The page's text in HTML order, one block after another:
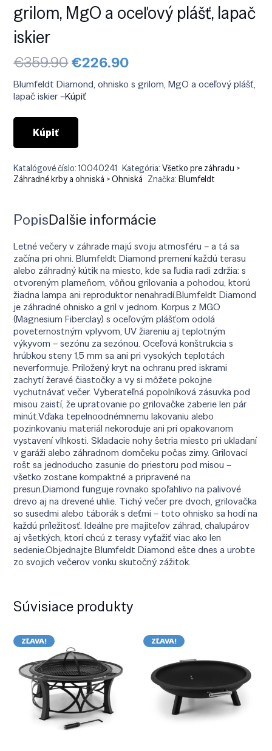
grilom, MgO a oceľový plášť, lapač
iskier
€359.90Pôvodná
cena
bola:
€359.90.
€226.90Aktuálna
je:
Blumfeldt Diamond, ohnisko s grilom, MgO a oceľový plášť,
lapač iskier –Kúpiť
Kúpiť
Katalógové číslo:10040241 Kategória:Všetko pre záhradu >
Záhradné krby a ohniská > Ohniská Značka:Blumfeldt
PopisĎalšie informácie
Letné večery v záhrade majú svoju atmosféru – a tá sa
začína pri ohni. Blumfeldt Diamond premení každú terasu
alebo záhradný kútik na miesto, kde sa ľudia radi zdržia: s
otvoreným plameňom, vôňou grilovania a pohodou, ktorú
žiadna lampa ani reproduktor nenahradí.Blumfeldt Diamond
je záhradné ohnisko a gril v jednom. Korpus z MGO
(Magnesium Fiberclay) s oceľovým plášťom odolá
poveternostným vplyvom, UV žiareniu aj teplotným
výkyvom – sezónu za sezónou. Oceľová konštrukcia s
hrúbkou steny 1,5 mm sa ani pri vysokých teplotách
neverformuje. Priložený kryt na ochranu pred iskrami
zachytí žeravé čiastočky a vy si môžete pokojne
vychutnávať večer. Vyberateľná popolníková zásuvka pod
misou zaistí, že upratovanie po grilovačke zaberie len pár
minút.Vďaka tepelnoodnémnemu lakovaniu alebo
pozinkovaniu materiál nekoroduje ani pri opakovanom
vystavení vlhkosti. Skladacie nohy šetria miesto pri ukladaní
v garáži alebo záhradnom domčeku počas zimy. Grilovací
rošt sa jednoducho zasunie do priestoru pod misou –
všetko zostane kompaktné a pripravené na
presun.Diamond funguje rovnako spoľahlivo na palivové
drevo aj na drevené uhlie. Tichý večer pre dvoch, grilovačka
so susedmi alebo táborák s deťmi – toto ohnisko sa hodí na
každú príležitosť. Ideálne pre majiteľov záhrad, chalupárov
aj všetkých, ktorí chcú z terasy vyťažiť viac ako len
sedenie.Objednajte Blumfeldt Diamond ešte dnes a urobte
zo svojich večerov vonku skutočný zážitok.
Súvisiace produkty
ZĽAVA! ZĽAVA!